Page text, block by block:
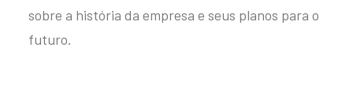
sobre a história da empresa e seus planos para o
futuro.